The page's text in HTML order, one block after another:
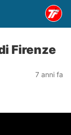
Firenze
7 anni fa